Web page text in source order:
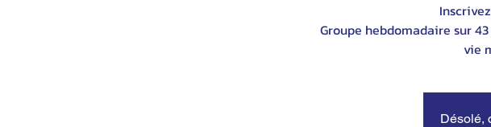
Groupe hebdomadaire sur
vie
Désolé,